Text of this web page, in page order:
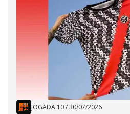
JOGADA 10/30/07/2026